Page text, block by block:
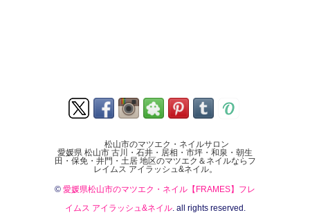
松山市のマツエク・ネイルサロン
愛媛県 松山市 古川・石井・居相・市坪・和泉・朝生
田・保免・井門・土居 地区のマツエク＆ネイルならフ
レイムス アイラッシュ&ネイル。
© 愛媛県松山市のマツエク・ネイル【FRAMES】フレ
イムス アイラッシュ&ネイル. all rights reserved.